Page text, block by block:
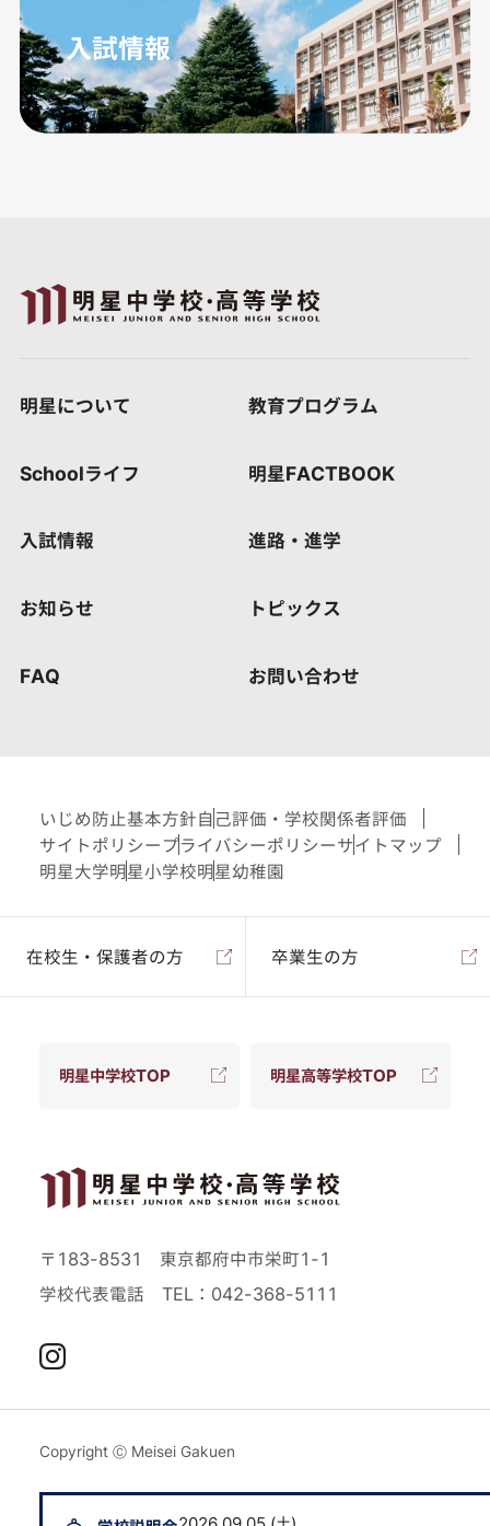
入試情報
明星について 教育プログラム
Schoolライフ 明星FACTBOOK
入試情報 進路・進学
お知らせ トピックス
FAQ お問い合わせ
いじめ防止基本方針自己評価・学校関係者評価
サイトポリシー プライバシーポリシーサイトマップ
明星大学明星小学校明星幼稚園
在校生・保護者の方 卒業生の方
明星中学校TOP 明星高等学校TOP
〒183-8531 東京都府中市栄町1-1
学校代表電話 TEL：042-368-5111
Instagram
Copyright Ⓒ Meisei Gakuen